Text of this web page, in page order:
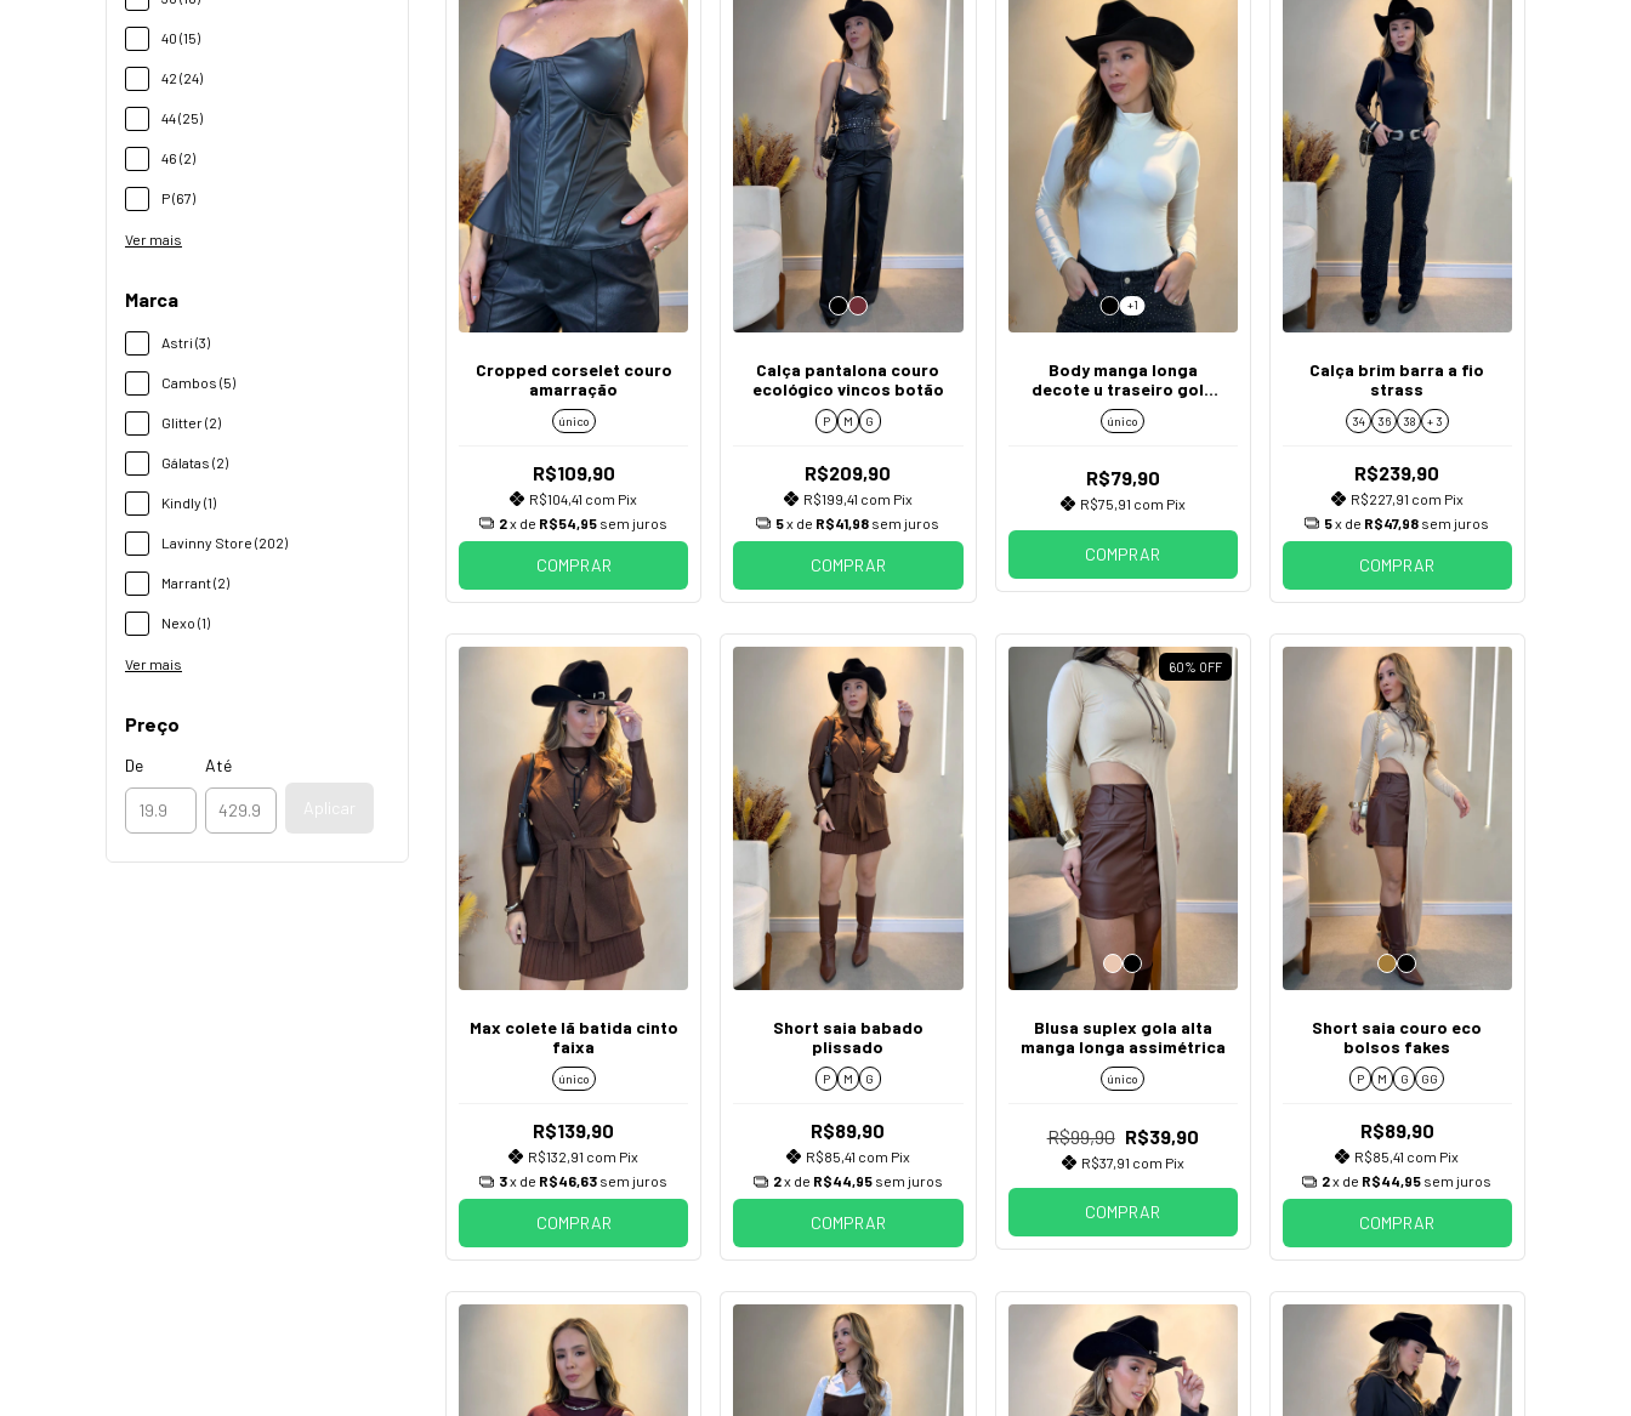
40 (15)
42 (24)
44 (25)
46 (2)
P (67)
Ver mais
Marca
Astri (3)
Cambos (5)
Glitter (2)
Gálatas (2)
Kindly (1)
Lavinny Store (202)
Marrant (2)
Nexo (1)
Ver mais
Preço
De Até
Aplicar
Cropped corselet couro
amarração
único
R$109,90
R$104,41 com Pix
2x de R$54,95 sem juros
COMPRAR
Calça pantalona couro
ecológico vincos botão
P M G
R$209,90
R$199,41 com Pix
5x de R$41,98 sem juros
COMPRAR
+1
Body manga longa
decote u traseiro gola
alta
único
R$79,90
R$75,91 com Pix
COMPRAR
Calça brim barra a fio
strass
34 36 38 + 3
R$239,90
R$227,91 com Pix
5x de R$47,98 sem juros
COMPRAR
Max colete lã batida cinto
faixa
único
R$139,90
R$132,91 com Pix
3x de R$46,63 sem juros
COMPRAR
Short saia babado
plissado
P M G
R$89,90
R$85,41 com Pix
2x de R$44,95 sem juros
COMPRAR
60% OFF
Blusa suplex gola alta
manga longa assimétrica
único
R$99,90 R$39,90
R$37,91 com Pix
COMPRAR
Short saia couro eco
bolsos fakes
P M G GG
R$89,90
R$85,41 com Pix
2x de R$44,95 sem juros
COMPRAR